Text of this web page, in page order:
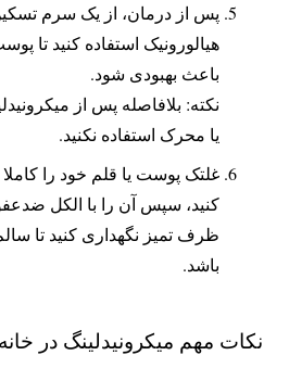
پس از درمان، از یک سرم
هیالورونیک استفاده کنید تا
باعث بهبودی شود.
نکته: بلافاصله پس از
یا محرک استفاده نکنید.
غلتک پوست یا قلم خود را
کنید، سپس آن را با الکل
ظرف تمیز نگهداری کنید تا
باشد.
نکات مهم میکرونیدلینگ در خانه